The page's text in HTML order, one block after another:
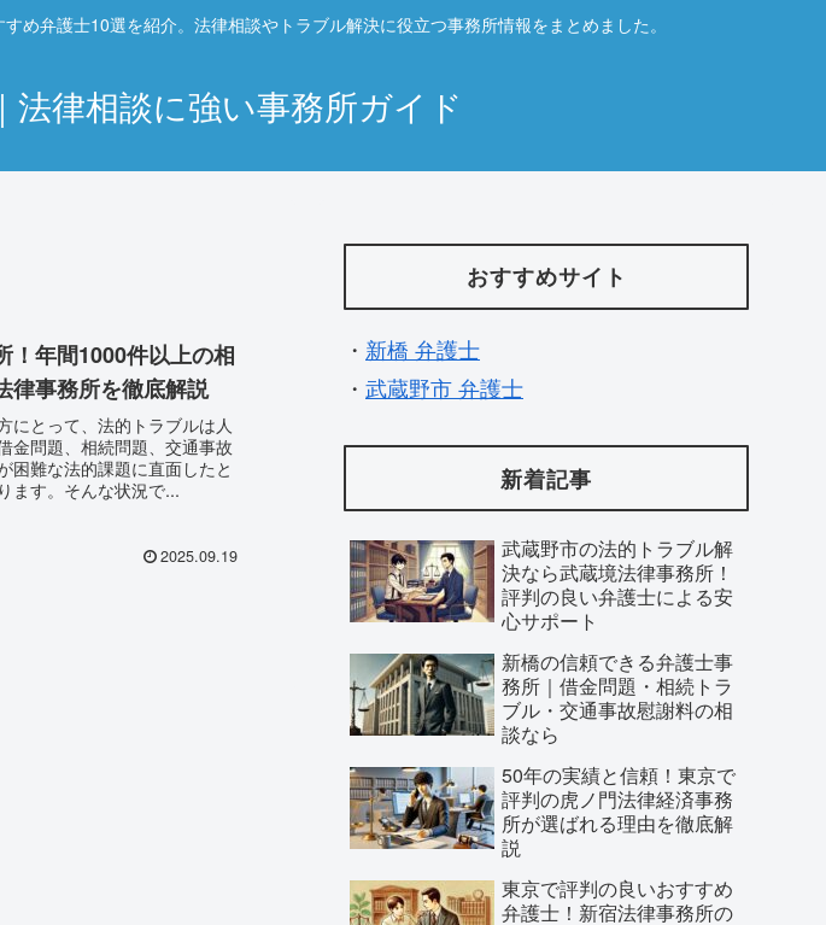
弁護士10選を紹介。法律相談やトラブル解決に役立つ事務所情報をまとめました。
律相談に強い事務所ガイド
！年間1000件以上の相
律事務所を徹底解説
にとって、法的トラブルは人
金問題、相続問題、交通事故
困難な法的課題に直面したと
ます。そんな状況で...
2025.09.19
おすすめサイト
・ 新橋 弁護士
・ 武蔵野市 弁護士
新着記事
武蔵野市の法的トラブル解
決なら武蔵境法律事務所！
評判の良い弁護士による安
心サポート
新橋の信頼できる弁護士事
務所｜借金問題・相続トラ
ブル・交通事故慰謝料の相
談なら
50年の実績と信頼！東京で
評判の虎ノ門法律経済事務
所が選ばれる理由を徹底解
説
東京で評判の良いおすすめ
弁護士！新宿法律事務所の